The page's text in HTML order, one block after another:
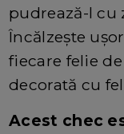
pudrează-l cu
Încălzește
fiecare felie
decorată cu
Acest chec